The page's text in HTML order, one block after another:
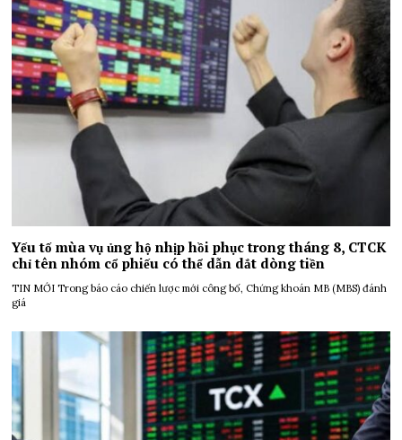
Yếu tố mùa vụ ủng hộ nhịp hồi phục trong tháng 8, CTCK
chỉ tên nhóm cổ phiếu có thể dẫn dắt dòng tiền
TIN MỚI Trong báo cáo chiến lược mới công bố, Chứng khoán MB (MBS) đánh
giá